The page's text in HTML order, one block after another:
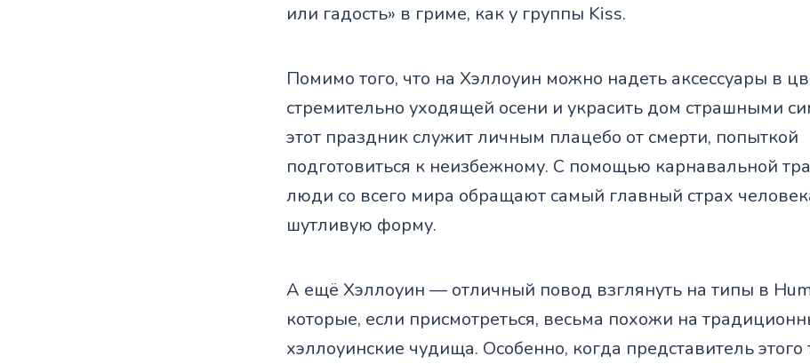
или гадость» в гриме, как у группы Kiss.
Помимо того, что на Хэллоуин можно надеть аксессуары в
стремительно уходящей осени и украсить дом страшными
этот праздник служит личным плацебо от смерти, попыткой
подготовиться к неизбежному. С помощью карнавальной
люди со всего мира обращают самый главный страх
шутливую форму.
А ещё Хэллоуин — отличный повод взглянуть на типы в
которые, если присмотреться, весьма похожи на
хэллоуинские чудища. Особенно, когда представитель этого